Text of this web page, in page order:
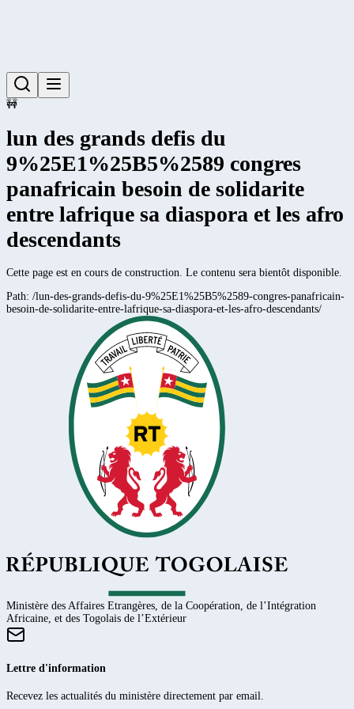
🚧
lun des grands defis du
9%25E1%25B5%2589 congres
panafricain besoin de solidarite
entre lafrique sa diaspora et les afro
descendants
Cette page est en cours de construction. Le contenu sera bientôt disponible.
Path: /lun-des-grands-defis-du-9%25E1%25B5%2589-congres-panafricain-
besoin-de-solidarite-entre-lafrique-sa-diaspora-et-les-afro-descendants/
Ministère des Affaires Etrangères, de la Coopération, de l’Intégration
Africaine, et des Togolais de l’Extérieur
Lettre d'information
Recevez les actualités du ministère directement par email.